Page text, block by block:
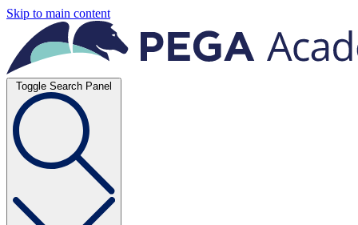
Skip to main content
Toggle Search Panel